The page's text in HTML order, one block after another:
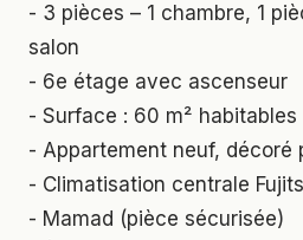
- 3 pièces – 1 chambre, 1
salon
- 6e étage avec ascenseur
- Surface : 60 m²
- Appartement neuf, décoré
- Climatisation centrale
- Mamad (pièce sécurisée)